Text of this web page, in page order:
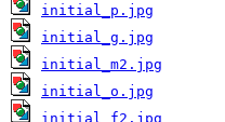
initial_p.jpg
initial_g.jpg
initial_m2.jpg
initial_o.jpg
initial_f2.jpg